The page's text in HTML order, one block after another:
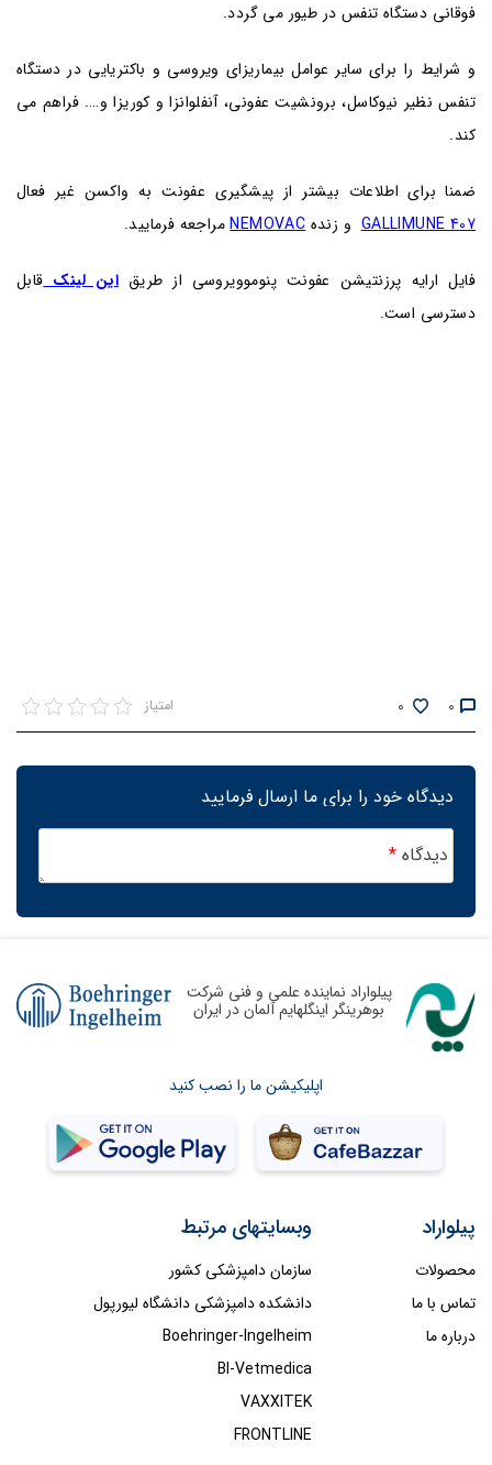
فوقانی دستگاه تنفس در طیور می گردد.
و شرایط را برای سایر عوامل بیماریزای ویروسی و باکتریایی در دستگاه
تنفس نظیر نیوکاسل، برونشیت عفونی، آنفلوانزا و کوریزا و…. فراهم می
کند.
ضمنا برای اطلاعات بیشتر از پیشگیری عفونت به واکسن غیر فعال
GALLIMUNE 407و زنده NEMOVAC مراجعه فرمایید.
فایل ارایه پرزنتیشن عفونت پنوموویروسی از طریقاین لینکقابل
دسترسی است.
0
0 امتیاز
دیدگاه خود را برای ما ارسال فرمایید
دیدگاه *
پیلواراد نماینده علمی و فنی شرکت
بوهرینگر اینگلهایم آلمان در ایران
اپلیکیشن ما را نصب کنید
پیلواراد
محصولات
تماس با ما
درباره ما
وبسایتهای مرتبط
سازمان دامپزشکی کشور
دانشکده دامپزشکی دانشگاه لیورپول
Boehringer-Ingelheim
BI-Vetmedica
VAXXITEK
FRONTLINE